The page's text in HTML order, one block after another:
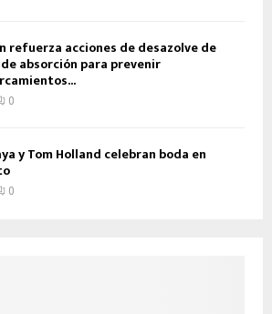
refuerza acciones de desazolve de
absorción para prevenir
0
y Tom Holland celebran boda en
0